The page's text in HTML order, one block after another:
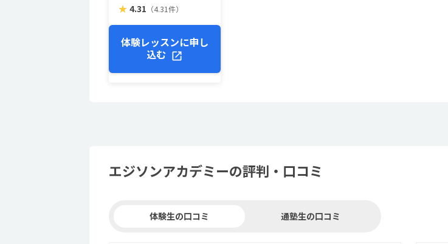
★ 4.31 （4.31件）
体験レッスンに申し
込む
エジソンアカデミーの評判・口コミ
体験生の口コミ 通塾生の口コミ